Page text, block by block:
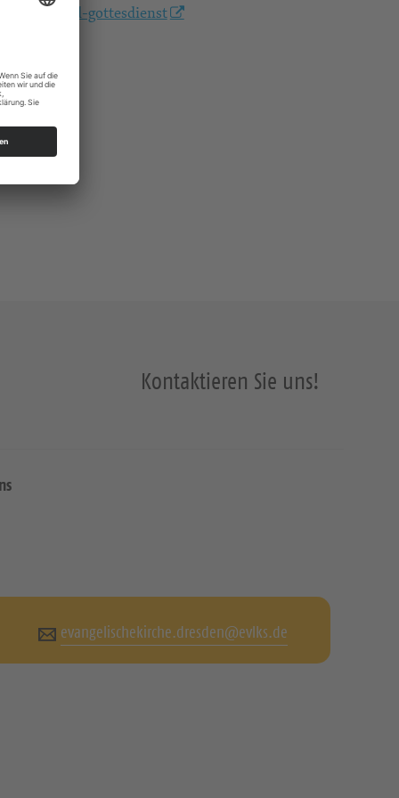
abend-gottesdienst
Kontaktieren Sie uns!
evangelischekirche.dresden@evlks.de